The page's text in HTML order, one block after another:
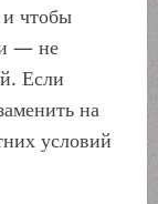
чтобы
— не
Если
на
условий